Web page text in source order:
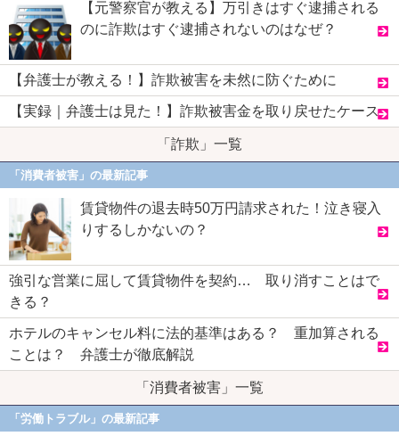
【元警察官が教える】万引きはすぐ逮捕される
のに詐欺はすぐ逮捕されないのはなぜ？
【弁護士が教える！】詐欺被害を未然に防ぐために
【実録｜弁護士は見た！】詐欺被害金を取り戻せたケース
「詐欺」一覧
「消費者被害」の最新記事
賃貸物件の退去時50万円請求された！泣き寝入
りするしかないの？
強引な営業に屈して賃貸物件を契約… 取り消すことはで
きる？
ホテルのキャンセル料に法的基準はある？ 重加算される
ことは？ 弁護士が徹底解説
「消費者被害」一覧
「労働トラブル」の最新記事